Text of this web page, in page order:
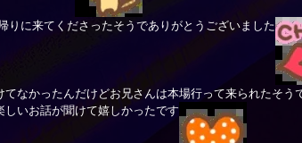
りに来てくださったそうでありがとうございました
てなかったんだけどお兄さんは本場行って来られたそう
しいお話が聞けて嬉しかったです